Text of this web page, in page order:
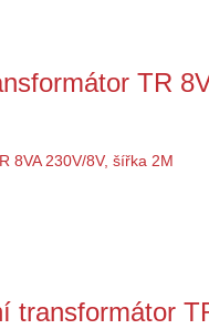
TR
transformátor